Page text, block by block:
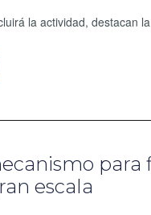
la actividad, destacan
para
escala